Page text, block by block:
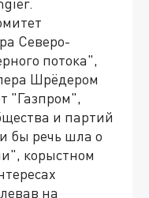
Северо-
потока",
Шрёдером
"Газпром",
и партий
бы речь шла о
корыстном
на